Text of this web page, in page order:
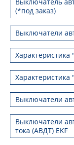
(*под заказ)
Выключатели
Характеристика
Характеристика
Выключатели
Выключатели
тока (АВДТ) EKF